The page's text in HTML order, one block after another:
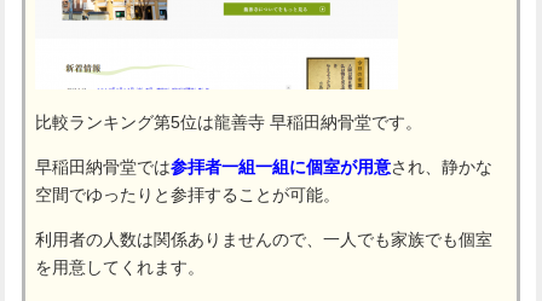
比較ランキング第5位は龍善寺 早稲田納骨堂です。
早稲田納骨堂では参拝者一組一組に個室が用意され、静かな
空間でゆったりと参拝することが可能。
利用者の人数は関係ありませんので、一人でも家族でも個室
を用意してくれます。